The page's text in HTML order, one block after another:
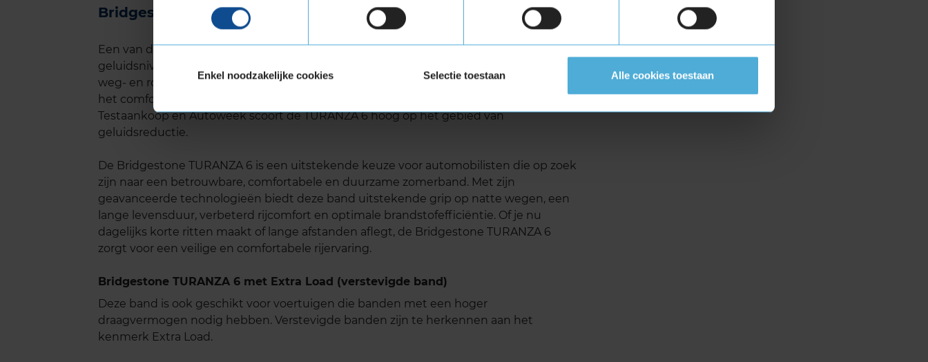
Enkel noodzakelijke cookies Selectie toestaan Alle cookies toestaan
Bridgestone TURANZA 6 geluid
Een van de belangrijkste kenmerken van de Bridgestone TURANZA 6 is het lage
geluidsniveau. Het loopvlakontwerp en de materialen zijn geoptimaliseerd om het
weg- en rolgeluid te minimaliseren. Dit resulteert in een stillere rit, wat bijdraagt aan
het comfort en de algehele rijervaring. Volgens testresultaten van onder andere
Testaankoop en Autoweek scoort de TURANZA 6 hoog op het gebied van
geluidsreductie.
De Bridgestone TURANZA 6 is een uitstekende keuze voor automobilisten die op zoek
zijn naar een betrouwbare, comfortabele en duurzame zomerband. Met zijn
geavanceerde technologieën biedt deze band uitstekende grip op natte wegen, een
lange levensduur, verbeterd rijcomfort en optimale brandstofefficiëntie. Of je nu
dagelijks korte ritten maakt of lange afstanden aflegt, de Bridgestone TURANZA 6
zorgt voor een veilige en comfortabele rijervaring.
Bridgestone TURANZA 6 met Extra Load (verstevigde band)
Deze band is ook geschikt voor voertuigen die banden met een hoger
draagvermogen nodig hebben. Verstevigde banden zijn te herkennen aan het
kenmerk Extra Load.